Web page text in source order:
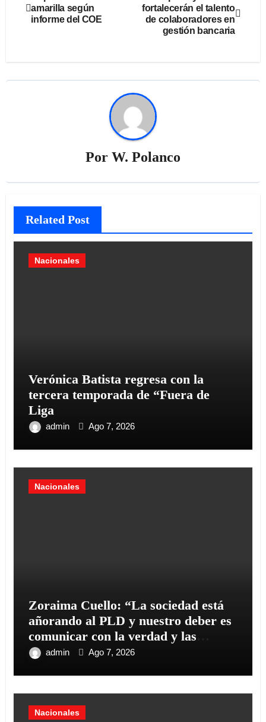
amarilla según
informe del COE
fortalecerán el talento
de colaboradores en
gestión bancaria
Por W. Polanco
Related Post
Nacionales
Verónica Batista regresa con la
tercera temporada de “Fuera de
Liga
admin Ago 7, 2026
Nacionales
Zoraima Cuello: “La sociedad está
añorando al PLD y nuestro deber es
comunicar con la verdad y las
evidencias
admin Ago 7, 2026
Nacionales